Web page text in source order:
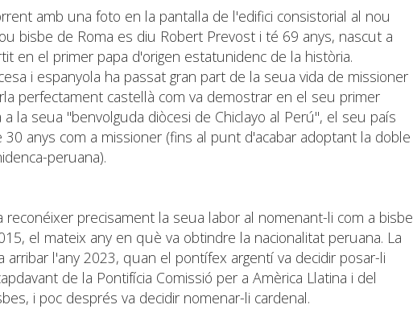
amb una foto en la pantalla de l'edifici consistorial al nou
bisbe de Roma es diu Robert Prevost i té 69 anys, nascut a
en el primer papa d'origen estatunidenc de la història.
i espanyola ha passat gran part de la seua vida de missioner
perfectament castellà com va demostrar en el seu primer
a la seua "benvolguda diòcesi de Chiclayo al Perú", el seu país
anys com a missioner (fins al punt d'acabar adoptant la doble
peruana).
reconéixer precisament la seua labor al nomenant-li com a bisbe
el mateix any en què va obtindre la nacionalitat peruana. La
arribar l'any 2023, quan el pontífex argentí va decidir posar-li
de la Pontifícia Comissió per a Amèrica Llatina i del
i poc després va decidir nomenar-li cardenal.